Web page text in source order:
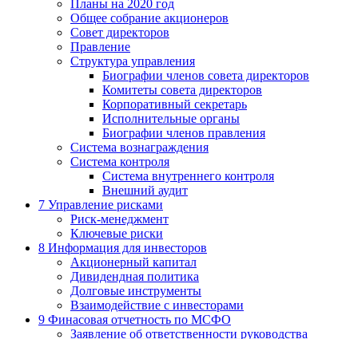
Планы на 2020 год
Общее собрание акционеров
Совет директоров
Правление
Структура управления
Биографии членов совета директоров
Комитеты совета директоров
Корпоративный секретарь
Исполнительные органы
Биографии членов правления
Система вознаграждения
Система контроля
Система внутреннего контроля
Внешний аудит
7 Управление рисками
Риск-менеджмент
Ключевые риски
8 Информация для инвесторов
Акционерный капитал
Дивидендная политика
Долговые инструменты
Взаимодействие с инвеcторами
9 Финасовая отчетность по МСФО
Заявление об ответственности руководства